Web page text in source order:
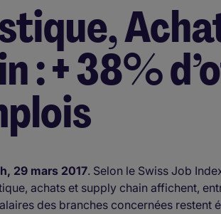
: + 38%
29 mars 2017. Selon le Swiss Job
achats et supply chain affichent,
des branches concernées restent